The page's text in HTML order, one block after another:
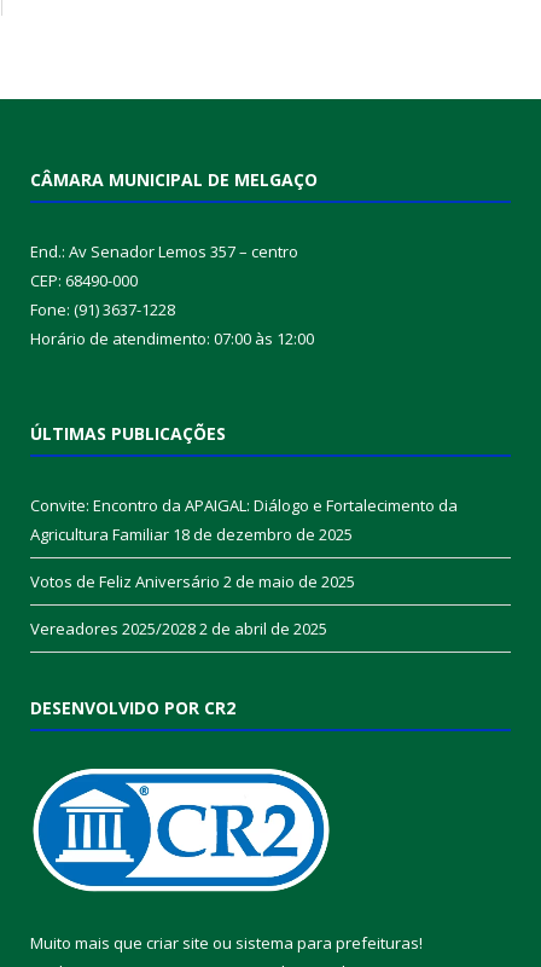
CÂMARA MUNICIPAL DE MELGAÇO
End.: Av Senador Lemos 357 – centro
CEP: 68490-000
Fone: (91) 3637-1228
Horário de atendimento: 07:00 às 12:00
ÚLTIMAS PUBLICAÇÕES
Convite: Encontro da APAIGAL: Diálogo e Fortalecimento da
Agricultura Familiar 18 de dezembro de 2025
Votos de Feliz Aniversário 2 de maio de 2025
Vereadores 2025/20282 de abril de 2025
DESENVOLVIDO POR CR2
Muito mais que criar site ou sistema para prefeituras!